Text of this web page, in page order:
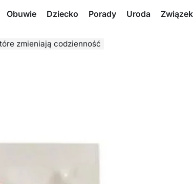
Obuwie Dziecko Porady Uroda Związek
zmieniają codzienność